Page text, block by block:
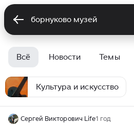
Всё Новости Темы
Культура и искусство
Сергей Викторович Life1 год